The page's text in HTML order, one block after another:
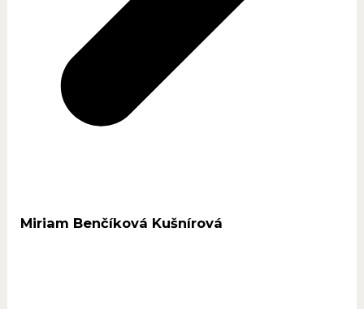
Miriam Benčíková Kušnírová